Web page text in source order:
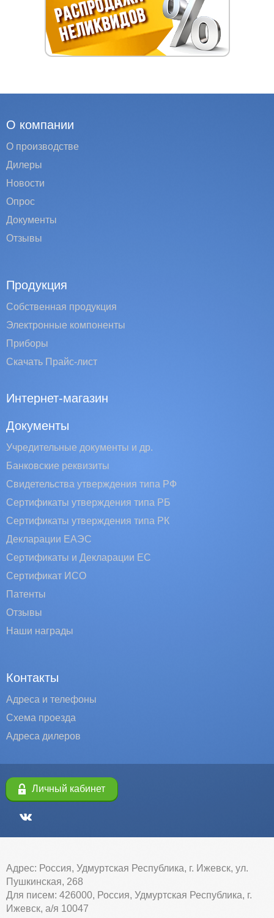
О компании
О производстве
Дилеры
Новости
Опрос
Документы
Отзывы
Продукция
Собственная продукция
Электронные компоненты
Приборы
Скачать Прайс-лист
Интернет-магазин
Документы
Учредительные документы и др.
Банковские реквизиты
Свидетельства утверждения типа РФ
Сертификаты утверждения типа РБ
Сертификаты утверждения типа РК
Декларации ЕАЭС
Сертификаты и Декларации EC
Сертификат ИСО
Патенты
Отзывы
Наши награды
Контакты
Адреса и телефоны
Схема проезда
Адреса дилеров
Личный кабинет
Адрес: Россия, Удмуртская Республика, г. Ижевск, ул.
Пушкинская, 268
Для писем: 426000, Россия, Удмуртская Республика, г.
Ижевск, а/я 10047